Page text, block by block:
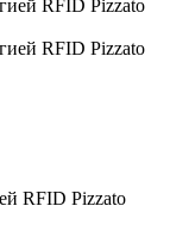
RFID Pizzato